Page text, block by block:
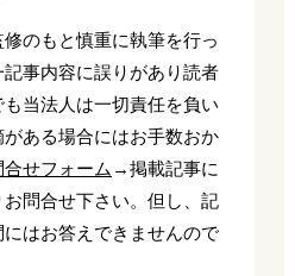
のもと慎重に執筆を行っ
事内容に誤りがあり読者
当法人は一切責任を負い
ある場合にはお手数おか
合せフォーム →掲載記事に
問合せ下さい。但し、記
はお答えできませんので